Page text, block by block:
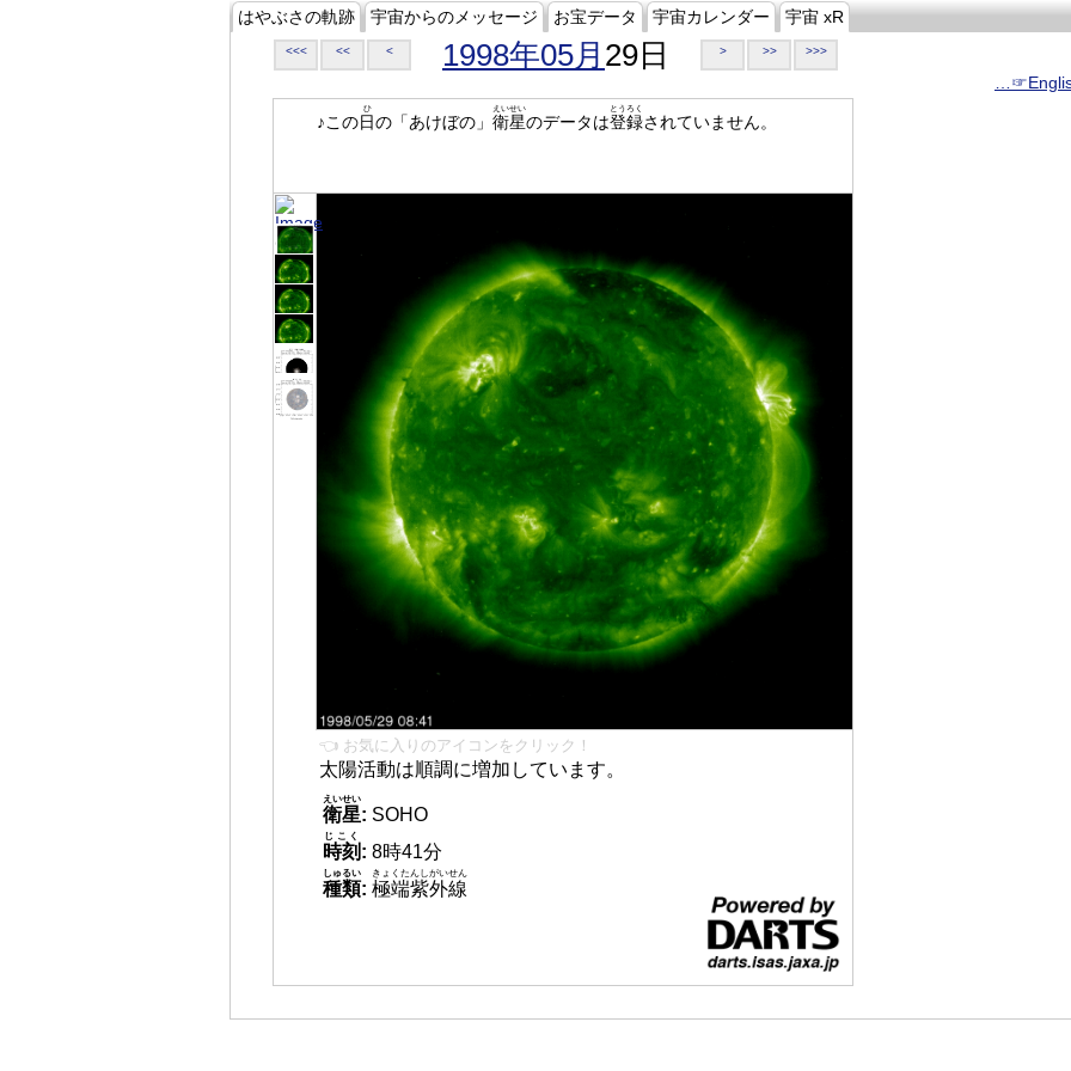
はやぶさの軌跡 宇宙からのメッセージ お宝データ 宇宙カレンダー 宇宙 xR
<<< << < 1998年05月 29日 > >> >>>
♪この日
ひ
の「あけぼの」 衛星
えいせい
のデータは登録
とうろく
されていません。
👈 お気に入りのアイコンをクリック！
太陽活動は順調に増加しています。
衛星
えいせい
: SOHO
時刻
じこく
: 8時41分
種類
しゅるい
: 極端紫外線
きょくたんしがいせん